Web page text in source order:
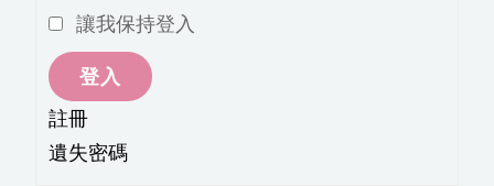
讓我保持登入
登入
註冊
遺失密碼